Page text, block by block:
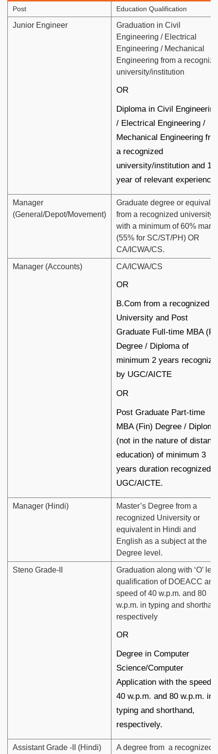
Post Education Qualification
Junior Engineer
Graduation in Civil
Engineering / Electrical
Engineering / Mechanical
Engineering from a
university/institution
OR
Diploma in Civil Engineering
/ Electrical Engineering /
Mechanical Engineering
a recognized
university/institution and 1
year of relevant experience.
Manager
(General/Depot/Movement)
Graduate degree or
from a recognized university
with a minimum of 60%
(55% for SC/ST/PH) OR
CA/ICWA/CS.
Manager (Accounts) CA/ICWA/CS
OR
B.Com from a recognized
University and Post
Graduate Full-time MBA
Degree / Diploma of
minimum 2 years
by UGC/AICTE
OR
Post Graduate Part-time
MBA (Fin) Degree / Diploma
(not in the nature of
education) of minimum 3
years duration recognized
UGC/AICTE.
Manager (Hindi)
Master’s Degree from a
recognized University or
equivalent in Hindi and
English as a subject at the
Degree level.
Steno Grade-II
Graduation along with ‘O’
qualification of DOEACC and
speed of 40 w.p.m. and 80
w.p.m. in typing and
respectively
OR
Degree in Computer
Science/Computer
Application with the speed
40 w.p.m. and 80 w.p.m. in
typing and shorthand,
respectively.
Assistant Grade -II (Hindi)
A degree from a recognized